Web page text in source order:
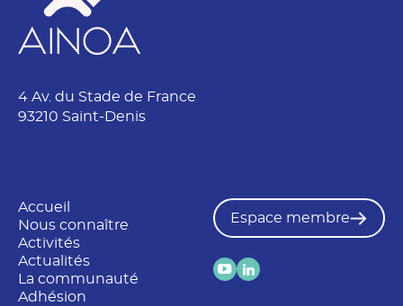
é
4 Av. du Stade de France
93210 Saint-Denis
Accueil
Nous connaître
Activités
Actualités
La communauté
Adhésion
Espace membre